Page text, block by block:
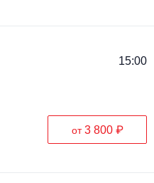
15:00
от3 800 ₽